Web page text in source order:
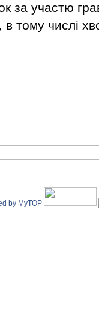
за участю
тому числі